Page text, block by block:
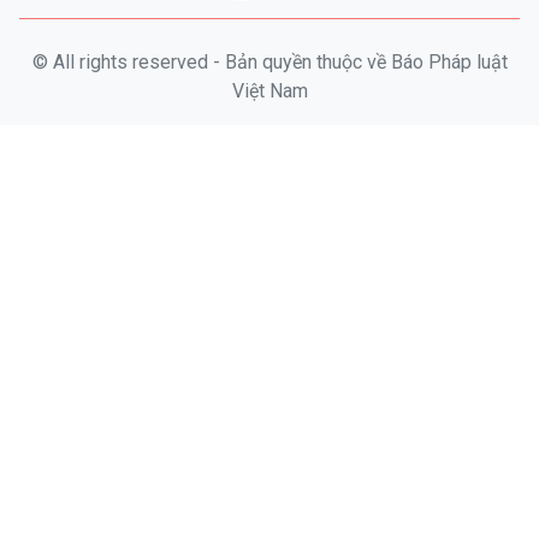
© All rights reserved - Bản quyền thuộc về Báo Pháp luật
Việt Nam